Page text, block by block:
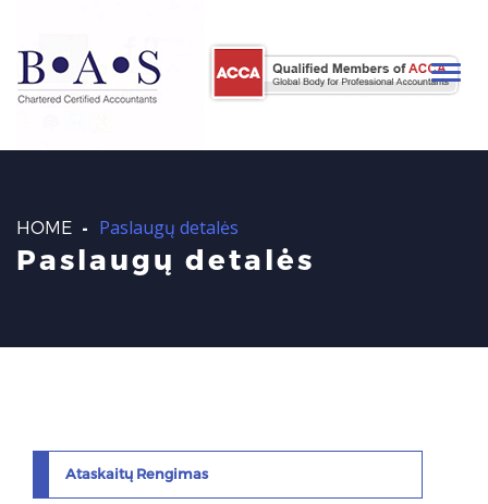
Toggle
HOME - Paslaugų detalės
Paslaugų detalės
Ataskaitų Rengimas